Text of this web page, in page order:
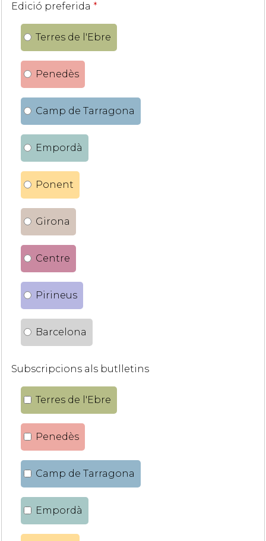
Edició preferida *
Terres de l'Ebre
Penedès
Camp de Tarragona
Empordà
Ponent
Girona
Centre
Pirineus
Barcelona
Subscripcions als butlletins
Terres de l'Ebre
Penedès
Camp de Tarragona
Empordà